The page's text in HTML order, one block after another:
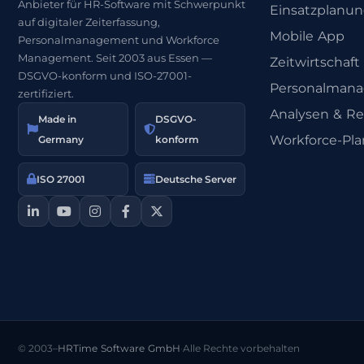
Anbieter für HR-Software mit Schwerpunkt
auf digitaler Zeiterfassung,
Personalmanagement und Workforce
Management. Seit 2003 aus Essen —
DSGVO-konform und ISO-27001-
zertifiziert.
Made in
Germany
DSGVO-
konform
ISO 27001 Deutsche Server
Mobile App
Zeitwirtschaft
Analysen &
Workforce-
© 2003–HRTime Software GmbH·Alle Rechte vorbehalten